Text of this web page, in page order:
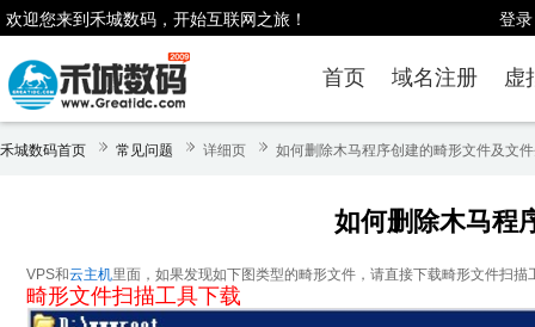
登录
欢迎您来到禾城数码，开始互联网之旅！
首页 域名注册 虚
禾城数码首页 常见问题 详细页 如何删除木马程序创建的畸形文件及文
如何删除木马程
VPS和云主机里面，如果发现如下图类型的畸形文件，请直接下载畸形文件扫描
畸形文件扫描工具下载